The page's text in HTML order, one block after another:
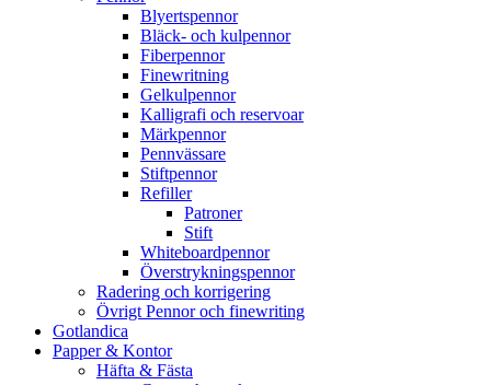
Blyertspennor
Bläck- och kulpennor
Fiberpennor
Finewritning
Gelkulpennor
Kalligrafi och reservoar
Märkpennor
Pennvässare
Stiftpennor
Refiller
Patroner
Stift
Whiteboardpennor
Överstrykningspennor
Radering och korrigering
Övrigt Pennor och finewriting
Gotlandica
Papper & Kontor
Häfta & Fästa